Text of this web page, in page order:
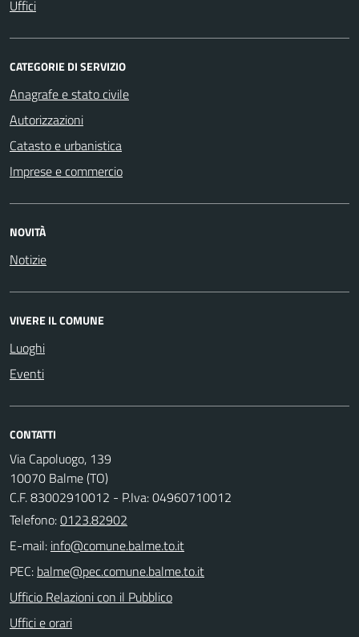
Uffici
CATEGORIE DI SERVIZIO
Anagrafe e stato civile
Autorizzazioni
Catasto e urbanistica
Imprese e commercio
NOVITÀ
Notizie
VIVERE IL COMUNE
Luoghi
Eventi
CONTATTI
Via Capoluogo, 139
10070 Balme (TO)
C.F. 83002910012 - P.Iva: 04960710012
Telefono:0123.82902
E-mail:
PEC:
Ufficio Relazioni con il Pubblico
Uffici e orari